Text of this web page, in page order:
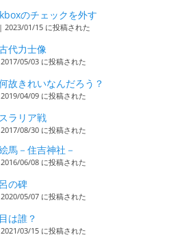
のチェックを外す
| 2023/01/15 に投稿された
代力士像
2017/05/03 に投稿された
故きれいなんだろう？
2019/04/09 に投稿された
ラリア戦
2017/08/30 に投稿された
馬－住吉神社－
2016/06/08 に投稿された
の碑
2020/05/07 に投稿された
は誰？
2021/03/15 に投稿された